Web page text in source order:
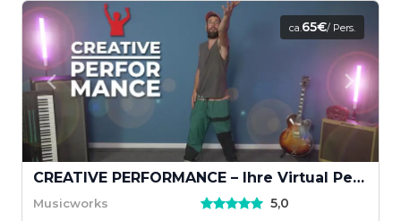
ca.65€/ Pers.
CREATIVE PERFORMANCE – Ihre Virtual Performance mit Musikvideodreh
Musicworks 5,0